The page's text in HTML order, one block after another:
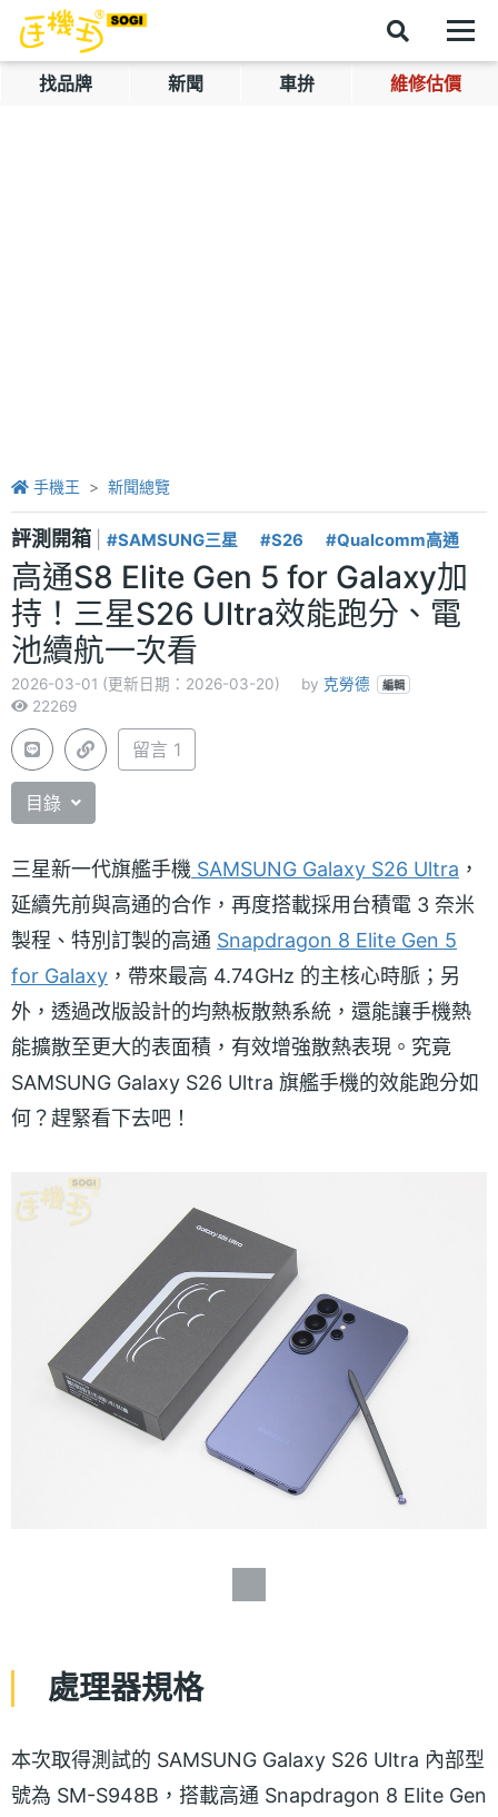
找品牌 新聞 車拚 維修估價
手機王 新聞總覽
評測開箱 #SAMSUNG三星 #S26 #Qualcomm高通
高通S8 Elite Gen 5 for Galaxy加
持！三星S26 Ultra效能跑分、電
池續航一次看
2026-03-01 (更新日期：2026-03-20) by 克勞德 編輯
22269
留言 1
目錄
三星新一代旗艦手機 SAMSUNG Galaxy S26 Ultra ，
延續先前與高通的合作，再度搭載採用台積電 3 奈米
製程、特別訂製的高通 Snapdragon 8 Elite Gen 5
for Galaxy ，帶來最高 4.74GHz 的主核心時脈；另
外，透過改版設計的均熱板散熱系統，還能讓手機熱
能擴散至更大的表面積，有效增強散熱表現。究竟
SAMSUNG Galaxy S26 Ultra 旗艦手機的效能跑分如
何？趕緊看下去吧！
處理器規格
本次取得測試的 SAMSUNG Galaxy S26 Ultra 內部型
號為 SM-S948B，搭載高通 Snapdragon 8 Elite Gen